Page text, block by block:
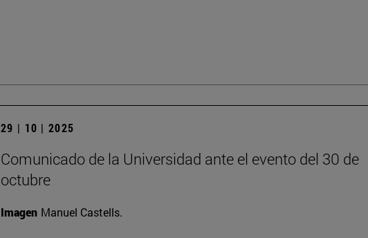
29 | 10 | 2025
Comunicado de la Universidad ante el evento del 30 de
octubre
Imagen Manuel Castells.